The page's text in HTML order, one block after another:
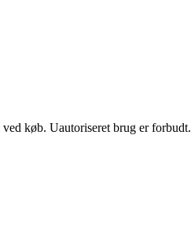
køb. Uautoriseret brug er forbudt.